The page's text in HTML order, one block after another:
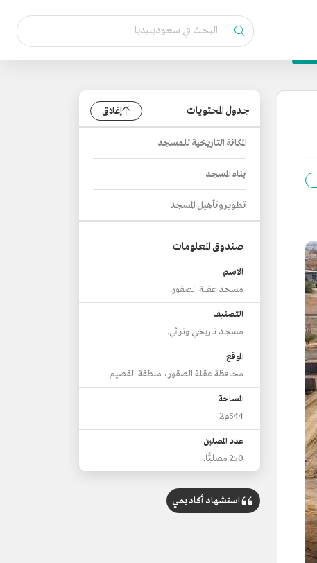
جدول المحتويات إغلاق
المكانة التاريخية للمسجد
بناء المسجد
تطوير وتأهيل المسجد
صندوق المعلومات
الاسم
مسجد عقلة الصقور.
التصنيف
مسجد تاريخي وتراثي.
الموقع
محافظة عقلة الصقور، منطقة القصيم.
المساحة
544م2.
عدد المصلين
250 مصليًّا.
استشهاد أكاديمي